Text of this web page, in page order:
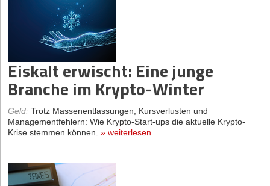
Eiskalt erwischt: Eine junge
Branche im Krypto-Winter
Geld: Trotz Massenentlassungen, Kursverlusten und
Managementfehlern: Wie Krypto-Start-ups die aktuelle Krypto-
Krise stemmen können. » weiterlesen